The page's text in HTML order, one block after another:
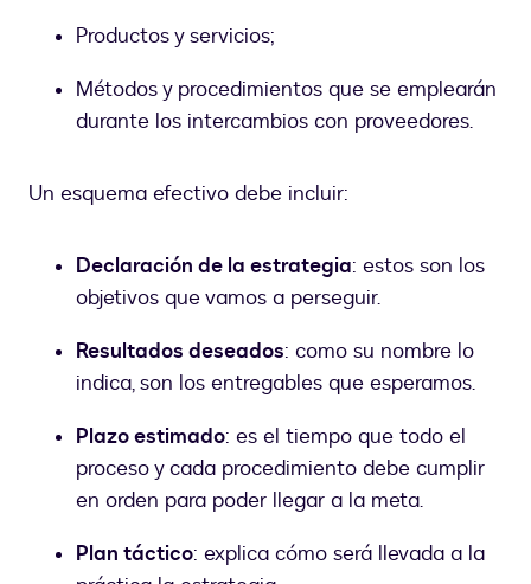
Productos y servicios;
Métodos y procedimientos que se emplearán
durante los intercambios con proveedores.
Un esquema efectivo debe incluir:
Declaración de la estrategia: estos son los
objetivos que vamos a perseguir.
Resultados deseados: como su nombre lo
indica, son los entregables que esperamos.
Plazo estimado: es el tiempo que todo el
proceso y cada procedimiento debe cumplir
en orden para poder llegar a la meta.
Plan táctico: explica cómo será llevada a la